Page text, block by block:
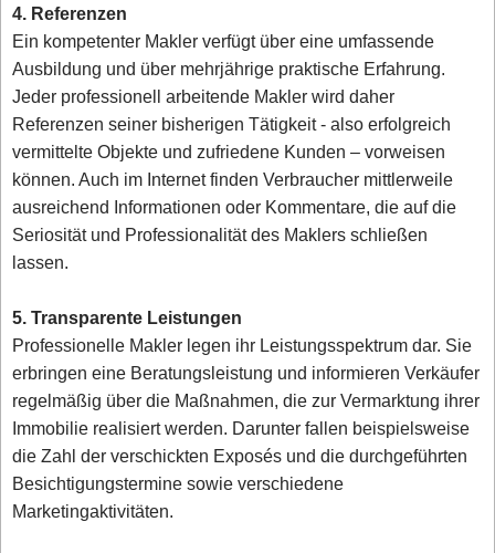
4. Referenzen
Ein kompetenter Makler verfügt über eine umfassende
Ausbildung und über mehrjährige praktische Erfahrung.
Jeder professionell arbeitende Makler wird daher
Referenzen seiner bisherigen Tätigkeit - also erfolgreich
vermittelte Objekte und zufriedene Kunden – vorweisen
können. Auch im Internet finden Verbraucher mittlerweile
ausreichend Informationen oder Kommentare, die auf die
Seriosität und Professionalität des Maklers schließen
lassen.
5. Transparente Leistungen
Professionelle Makler legen ihr Leistungsspektrum dar. Sie
erbringen eine Beratungsleistung und informieren Verkäufer
regelmäßig über die Maßnahmen, die zur Vermarktung ihrer
Immobilie realisiert werden. Darunter fallen beispielsweise
die Zahl der verschickten Exposés und die durchgeführten
Besichtigungstermine sowie verschiedene
Marketingaktivitäten.